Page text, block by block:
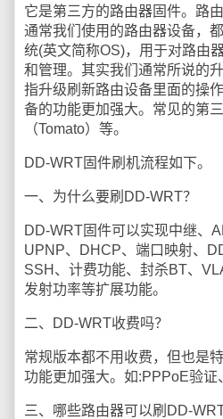
它是第三方的路由器固件。路
通常我们使用的路由器设备，
统(英文简称OS)，用于对路由
和管理。其实我们通常所说的
指升级刷新路由设备里面的操
备的功能更加强大。常见的第
（Tomato）等。
DD-WRT固件刷机流程如下。
一、为什么要刷DD-WRT？
DD-WRT固件可以实现中继、
UPNP、DHCP、端口映射、
SSH、计费功能、封杀BT、
发射功率等扩展功能。
二、DD-WRT收费吗？
常规版本都不用收费，但也是
功能更加强大。如:PPPoE验证
三、哪些路由器可以刷DD-